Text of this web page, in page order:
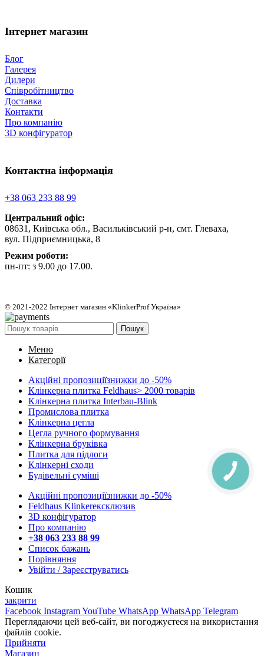
Інтернет магазин
Блог
Галерея
Дилери
Співробітництво
Доставка
Контакти
Про компанію
3D конфігуратор
Контактна інформація
+38 063 233 88 99
Центральний офіс:
08631, Київська обл., Васильківський р-н, смт. Глеваха,
вул. Підприємницька, 8
Режим роботи:
пн-пт: з 9.00 до 17.00.
© 2021-2022 Інтернет магазин «KlinkerProf Україна»
Пошук
Меню
Категорії
Акційні пропозиціїзнижки до -50%
Клінкерна плитка Feldhaus> 2000 товарів
Клінкерна плитка Interbau-Blink
Промислова плитка
Клінкерна цегла
Цегла ручного формування
Клінкерна бруківка
Плитка для підлоги
Клінкерні сходи
Будівельні суміші
Акційні пропозиціїзнижки до -50%
Feldhaus Klinkereксклюзив
3D конфігуратор
Про компанію
+38 063 233 88 99
Список бажань
Порівняння
Увійти / Зареєструватись
Кошик
закрити
Facebook InstagramYouTube WhatsApp WhatsApp Telegram
Переглядаючи цей веб-сайт, ви погоджуєтеся на використання
файлів cookie.
Прийняти
Магазин